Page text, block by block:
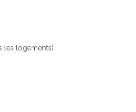
les logements)